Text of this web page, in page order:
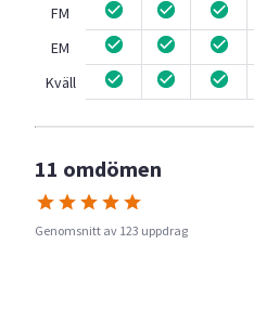
FM
EM
Kväll
11 omdömen
Genomsnitt av 123 uppdrag